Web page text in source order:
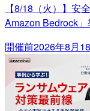
【8/18（火）】安
Amazon Bedrock
開催前2026年8月